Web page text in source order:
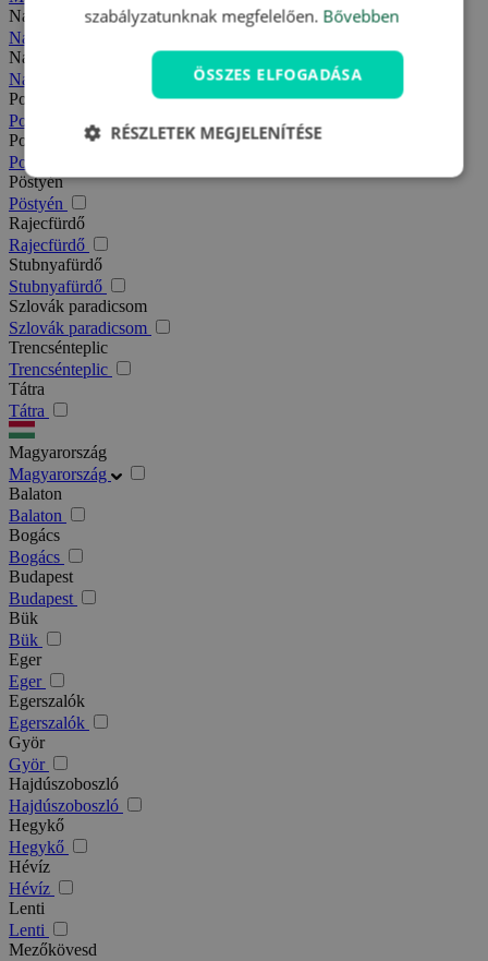
Nagy-Fátra
Nagy-Fátra
Nagymegyer
Nagymegyer
Podhajska
Podhajska
Pozsony
Pozsony
Pöstyén
Pöstyén
Rajecfürdő
Rajecfürdő
Stubnyafürdő
Stubnyafürdő
Szlovák paradicsom
Szlovák paradicsom
Trencsénteplic
Trencsénteplic
Tátra
Tátra
Magyarország
Magyarország
Balaton
Balaton
Bogács
Bogács
Budapest
Budapest
Bük
Bük
Eger
Eger
Egerszalók
Egerszalók
Györ
Györ
Hajdúszoboszló
Hajdúszoboszló
Hegykő
Hegykő
Hévíz
Hévíz
Lenti
Lenti
Mezőkövesd
szabályzatunknak megfelelően. Bővebben
ÖSSZES ELFOGADÁSA
RÉSZLETEK MEGJELENÍTÉSE